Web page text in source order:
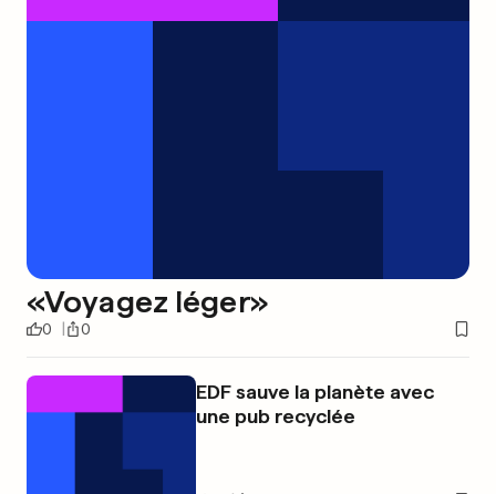
«Voyagez léger»
0 0
EDF sauve la planète avec
une pub recyclée